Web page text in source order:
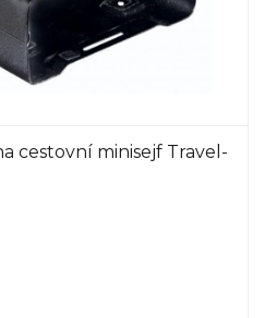
cestovní minisejf Travel-